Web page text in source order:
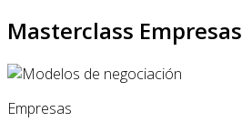
Masterclass Empresas
Empresas